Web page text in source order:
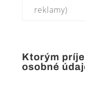
reklamy)
Ktorým
osobné